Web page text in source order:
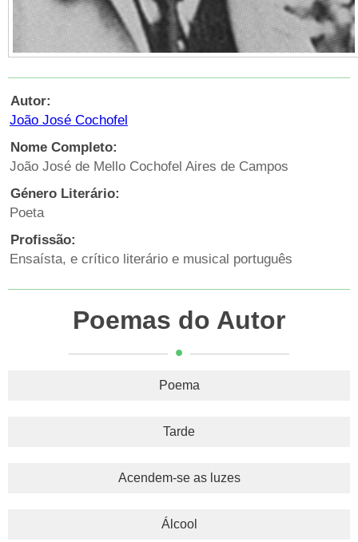
Autor:
João José Cochofel
Nome Completo:
João José de Mello Cochofel Aires de Campos
Género Literário:
Poeta
Profissão:
Ensaísta, e crítico literário e musical português
Poemas do Autor
Poema
Tarde
Acendem-se as luzes
Álcool